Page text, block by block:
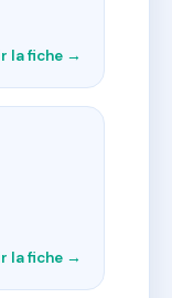
la fiche →
la fiche →